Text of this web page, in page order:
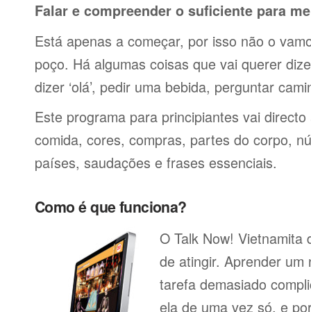
Falar e compreender o suficiente para
Está apenas a começar, por isso não o
poço. Há algumas coisas que vai querer
dizer ‘olá’, pedir uma bebida, perguntar
Este programa para principiantes vai
comida, cores, compras, partes do corpo,
países, saudações e frases essenciais.
Como é que funciona?
O Talk Now! Vietnamita
de atingir. Aprender um
tarefa demasiado
ela de uma vez só, e